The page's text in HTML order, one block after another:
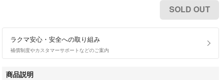
SOLD OUT
ラクマ安心・安全への取り組み
補償制度やカスタマーサポートなどのご案内
商品説明